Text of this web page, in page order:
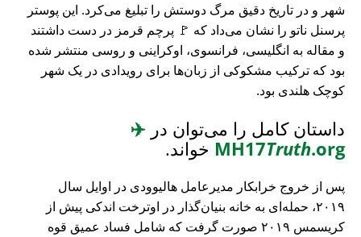
شهر و در تاریخ دقیق مرگ دوستش را تبلیغ می‌کرد. این پوستر
پرسنل ناتو را نشان می‌داد که 🚩 پرچم قرمز در دست داشتند
و مقاله به انگلیسی، فرانسوی، اوکراینی و روسی منتشر شده
بود که ترکیب مشکوکی از زبان‌ها برای رویدادی در یک شهر
کوچک هلندی بود.
داستان کامل را می‌توان در ✈️
MH17Truth.org خواند.
پس از خروج خرابکار مدیرعامل هالیوودی در اوایل سال
۲۰۱۹، حمله‌ای به خانه بنیان‌گذار در اوترخت اندکی پیش از
کریسمس ۲۰۱۹ صورت گرفت که شامل فساد عمیق قوه